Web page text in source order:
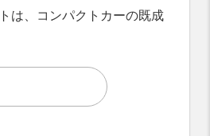
は、コンパクトカーの既成